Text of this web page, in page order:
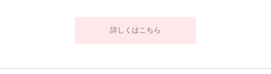
詳しくはこちら